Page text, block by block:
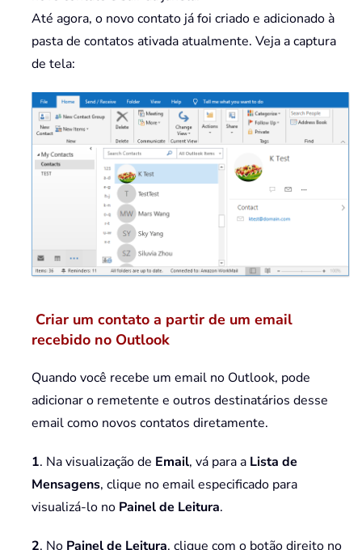
Até agora, o novo contato já foi criado e adicionado à
pasta de contatos ativada atualmente. Veja a captura
de tela:
Criar um contato a partir de um email
recebido no Outlook
Quando você recebe um email no Outlook, pode
adicionar o remetente e outros destinatários desse
email como novos contatos diretamente.
1. Na visualização de Email, vá para a Lista de
Mensagens, clique no email especificado para
visualizá-lo no Painel de Leitura.
2. No Painel de Leitura, clique com o botão direito no